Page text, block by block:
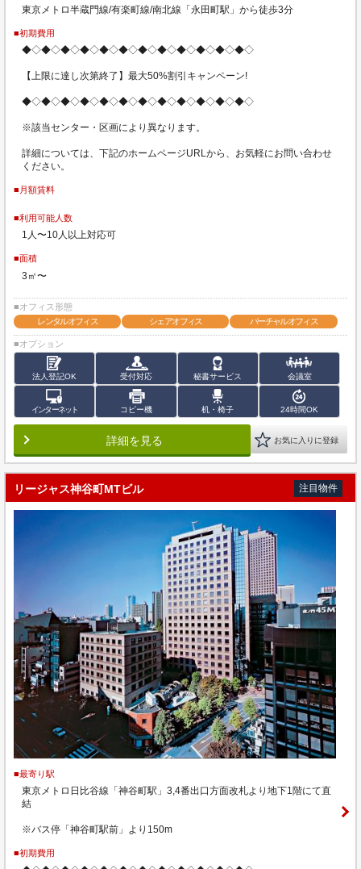
東京メトロ半蔵門線/有楽町線/南北線「永田町駅」から徒歩3分
■初期費用
◆◇◆◇◆◇◆◇◆◇◆◇◆◇◆◇◆◇◆◇◆◇◆◇
【上限に達し次第終了】最大50%割引キャンペーン!
◆◇◆◇◆◇◆◇◆◇◆◇◆◇◆◇◆◇◆◇◆◇◆◇
※該当センター・区画により異なります。
詳細については、下記のホームページURLから、お気軽にお問い合わせ
ください。
■月額賃料
■利用可能人数
1人〜10人以上対応可
■面積
3㎡〜
■オフィス形態
レンタルオフィス
シェアオフィス バーチャルオフィス
■オプション
法人登記OK 受付対応 秘書サービス 会議室
インターネット コピー機 机・椅子 24時間OK
詳細を見る お気に入りに登録
リージャス神谷町MTビル 注目物件
■最寄り駅
東京メトロ日比谷線「神谷町駅」3,4番出口方面改札より地下1階にて直
結
※バス停「神谷町駅前」より150m
■初期費用